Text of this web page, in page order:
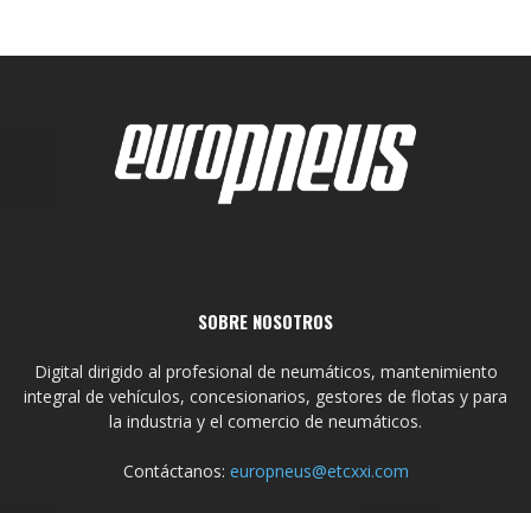
SOBRE NOSOTROS
Digital dirigido al profesional de neumáticos, mantenimiento
integral de vehículos, concesionarios, gestores de flotas y para
la industria y el comercio de neumáticos.
Contáctanos: europneus@etcxxi.com